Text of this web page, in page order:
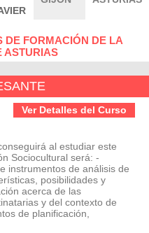
DE FORMACIÓN DE LA
ASTURIAS
Ver Detalles del Curso
al estudiar este
Sociocultural será: -
instrumentos de análisis de
posibilidades y
acerca de las
y del contexto de
de planificación,